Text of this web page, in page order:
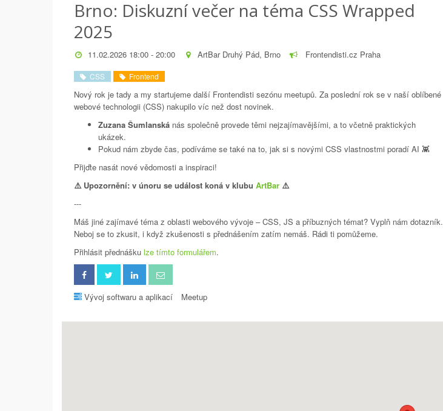
Brno: Diskuzní večer na téma CSS Wrapped
2025
11.02.2026 18:00 - 20:00 ArtBar Druhý Pád, Brno Frontendisti.cz Praha
CSS Frontend
Nový rok je tady a my startujeme další Frontendisti sezónu meetupů. Za poslední rok se v naší oblíbené
webové technologii (CSS) nakupilo víc než dost novinek.
Zuzana Šumlanská nás společně provede těmi nejzajímavějšími, a to včetně praktických
ukázek.
Pokud nám zbyde čas, podíváme se také na to, jak si s novými CSS vlastnostmi poradí AI 👾
Přijďte nasát nové vědomosti a inspiraci!
⚠️ Upozornění: v únoru se událost koná v klubu ArtBar ⚠️
---
Máš jiné zajímavé téma z oblasti webového vývoje – CSS, JS a příbuzných témat? Vyplň nám dotazník.
Neboj se to zkusit, i když zkušenosti s přednášením zatím nemáš. Rádi ti pomůžeme.
Přihlásit přednášku lze tímto formulářem.
Vývoj softwaru a aplikací Meetup